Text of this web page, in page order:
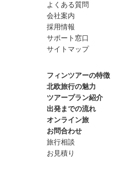
よくある質問
会社案内
採用情報
サポート窓口
サイトマップ
フィンツアーの特徴
北欧旅行の魅力
ツアープラン紹介
出発までの流れ
オンライン旅
お問合わせ
旅行相談
お見積り